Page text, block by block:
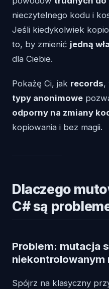
nieczytelnego kodu i
Jeśli kiedykolwiek
to, by zmienić jedną
dla Ciebie.
Pokażę Ci, jak records,
typy anonimowe
odporny na zmiany
kopiowania i bez magii.
Dlaczego
C# są
Problem: mutacja
niekontrolowanym
Spójrz na klasyczny